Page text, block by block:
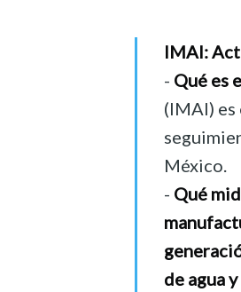
IMAI:
- Qué es
(IMAI)
México.
- Qué
de agua